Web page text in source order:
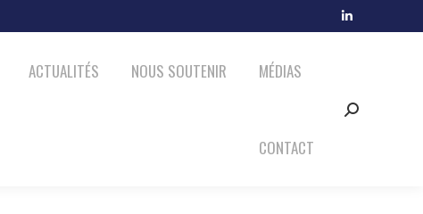
new
ACTUALITÉS NOUS SOUTENIR MÉDIAS
CONTACT
Search:
MÉDIAS CONTACT Search: